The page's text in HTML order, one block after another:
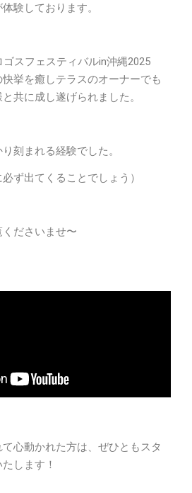
験しております。
スフェスティバルin沖縄2025
挙を癒しテラスのオーナーでも
共に成し遂げられました。
刻まれる経験でした。
ず出てくることでしょう）
ださいませ〜
心動かれた方は、ぜひともスタ
します！